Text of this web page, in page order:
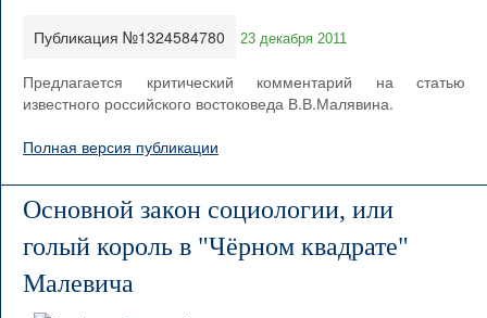
Публикация №1324584780 23 декабря 2011
Предлагается критический комментарий на статью
известного российского востоковеда В.В.Малявина.
Полная версия публикации
Основной закон социологии, или
голый король в "Чёрном квадрате"
Малевича